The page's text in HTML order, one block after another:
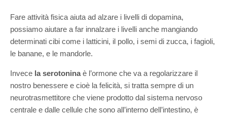
Fare attività fisica aiuta ad alzare i livelli di dopamina,
possiamo aiutare a far innalzare i livelli anche mangiando
determinati cibi come i latticini, il pollo, i semi di zucca, i fagioli,
le banane, e le mandorle.
Invece la serotoninaè l’ormone che va a regolarizzare il
nostro benessere e cioè la felicità, si tratta sempre di un
neurotrasmettitore che viene prodotto dal sistema nervoso
centrale e dalle cellule che sono all’interno dell’intestino, è